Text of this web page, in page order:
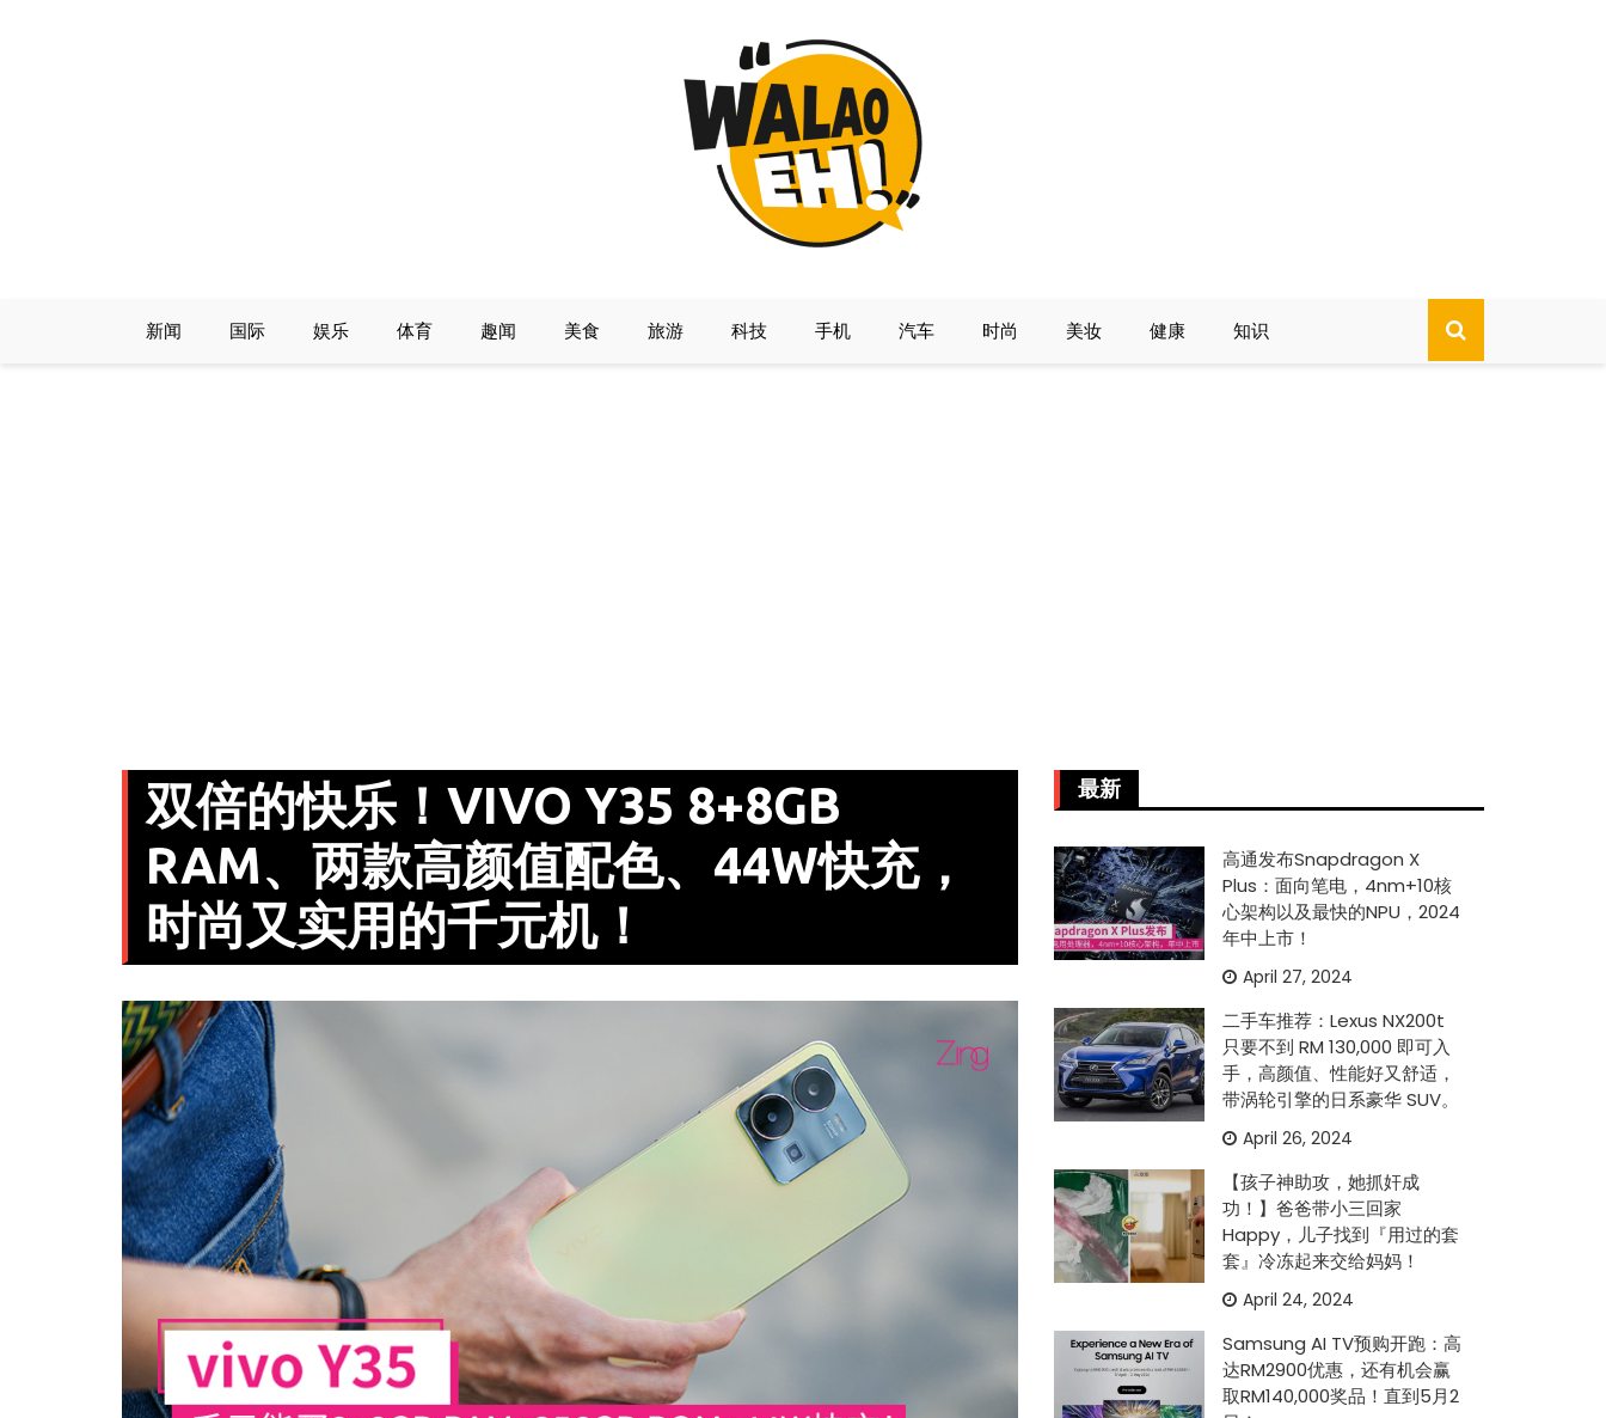
新闻 国际 娱乐 体育 趣闻 美食 旅游 科技 手机 汽车 时尚 美妆 健康 知识
双倍的快乐！VIVO Y35 8+8GB
RAM、两款高颜值配色、44W快充，
时尚又实用的千元机！
最新
高通发布Snapdragon X
Plus：面向笔电，4nm+10核
心架构以及最快的NPU，2024
年中上市！
April 27, 2024
二手车推荐：Lexus NX200t
只要不到 RM 130,000 即可入
手，高颜值、性能好又舒适，
带涡轮引擎的日系豪华 SUV。
April 26, 2024
【孩子神助攻，她抓奸成
功！】爸爸带小三回家
Happy，儿子找到『用过的套
套』冷冻起来交给妈妈！
April 24, 2024
Samsung AI TV预购开跑：高
达RM2900优惠，还有机会赢
取RM140,000奖品！直到5月2